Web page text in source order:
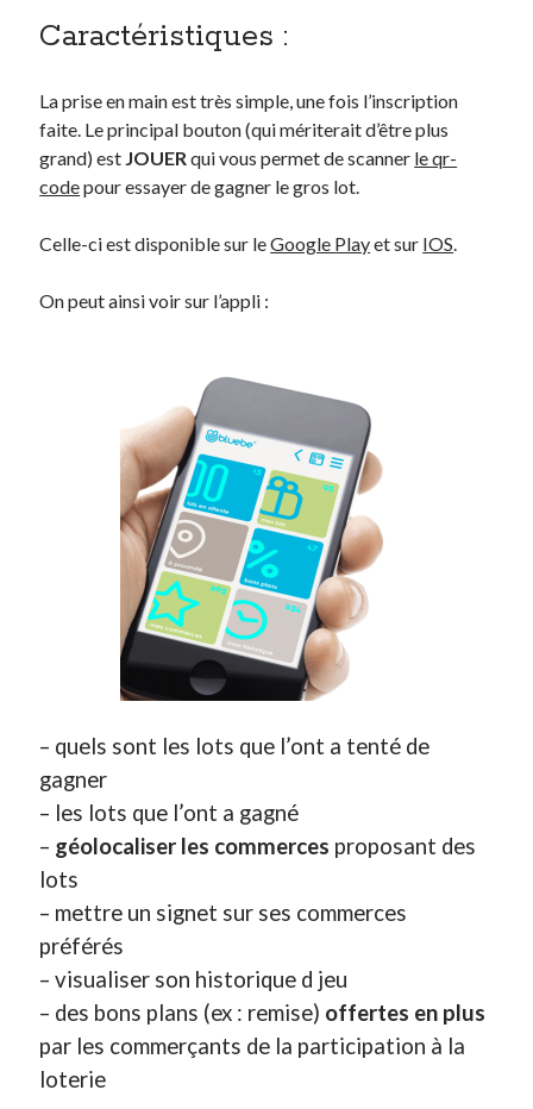
Caractéristiques :
La prise en main est très simple, une fois l’inscription
faite. Le principal bouton (qui mériterait d’être plus
grand) est JOUER qui vous permet de scanner le qr-
codepour essayer de gagner le gros lot.
Celle-ci est disponible sur leGoogle Playet sur IOS
On peut ainsi voir sur l’appli :
– quels sont les lots que l’ont a tenté de
gagner
– les lots que l’ont a gagné
– géolocaliser les commerces proposant des
lots
– mettre un signet sur ses commerces
préférés
– visualiser son historique d jeu
– des bons plans (ex : remise) offertes en plus
par les commerçants de la participation à la
loterie